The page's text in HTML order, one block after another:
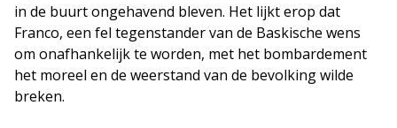
in de buurt ongehavend bleven. Het lijkt erop dat
Franco, een fel tegenstander van de Baskische wens
om onafhankelijk te worden, met het bombardement
het moreel en de weerstand van de bevolking wilde
breken.